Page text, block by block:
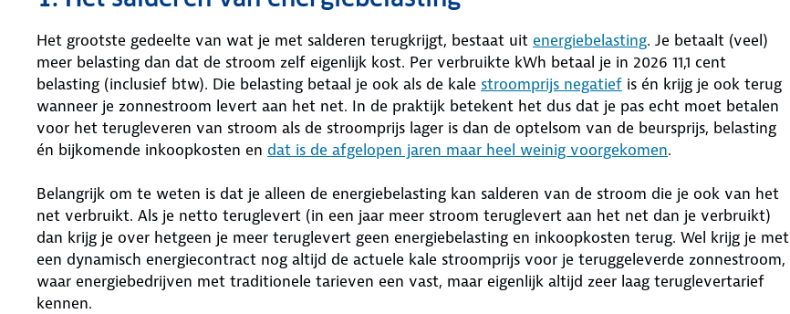
Het grootste gedeelte van wat je met salderen terugkrijgt, bestaat uit energiebelasting. Je betaalt (veel)
meer belasting dan dat de stroom zelf eigenlijk kost. Per verbruikte kWh betaal je in 2026 11,1 cent
belasting (inclusief btw). Die belasting betaal je ook als de kale stroomprijs negatief is én krijg je ook terug
wanneer je zonnestroom levert aan het net. In de praktijk betekent het dus dat je pas echt moet betalen
voor het terugleveren van stroom als de stroomprijs lager is dan de optelsom van de beursprijs, belasting
én bijkomende inkoopkosten en dat is de afgelopen jaren maar heel weinig voorgekomen.
Belangrijk om te weten is dat je alleen de energiebelasting kan salderen van de stroom die je ook van het
net verbruikt. Als je netto teruglevert (in een jaar meer stroom teruglevert aan het net dan je verbruikt)
dan krijg je over hetgeen je meer teruglevert geen energiebelasting en inkoopkosten terug. Wel krijg je met
een dynamisch energiecontract nog altijd de actuele kale stroomprijs voor je teruggeleverde zonnestroom,
waar energiebedrijven met traditionele tarieven een vast, maar eigenlijk altijd zeer laag teruglevertarief
kennen.